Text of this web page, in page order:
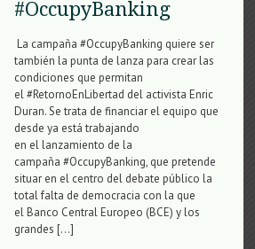
#OccupyBanking
La campaña #OccupyBanking quiere ser
también la punta de lanza para crear las
condiciones que permitan
el #RetornoEnLibertad del activista Enric
Duran. Se trata de financiar el equipo que
desde ya está trabajando
en el lanzamiento de la
campaña #OccupyBanking, que pretende
situar en el centro del debate público la
total falta de democracia con la que
el Banco Central Europeo (BCE) y los
grandes […]